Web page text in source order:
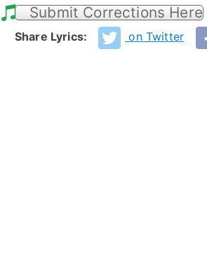
Submit Corrections Here
Share Lyrics: on Twitter